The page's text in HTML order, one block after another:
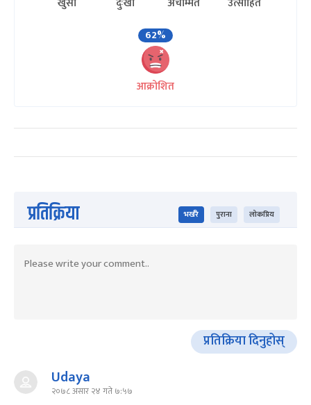
62%
आक्रोशित
प्रतिक्रिया भर्खरै पुराना लोकप्रिय
प्रतिक्रिया दिनुहोस्
Udaya
२०७८ असार २४ गते ७:५७